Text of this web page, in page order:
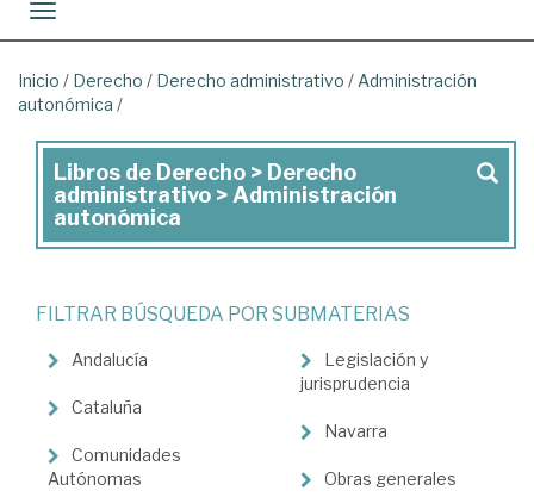
Toggle navigation
Inicio / Derecho / Derecho administrativo / Administración
autonómica /
Libros
de
Derecho
Derecho
administrativo
>
Administración
autonómica
Libros de Derecho > Derecho
administrativo > Administración
autonómica
FILTRAR BÚSQUEDA POR SUBMATERIAS
Andalucía
Cataluña
Comunidades
Autónomas
Legislación y
jurisprudencia
Navarra
Obras generales